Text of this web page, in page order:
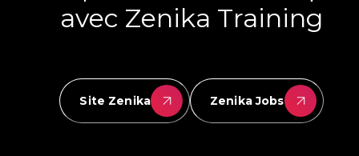
avec Zenika Training
Site Zenika Zenika Jobs